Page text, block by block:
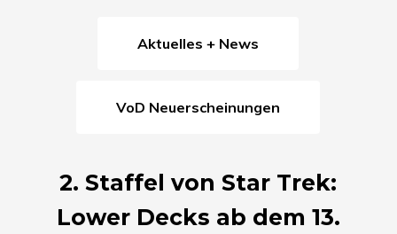
Aktuelles + News
VoD Neuerscheinungen
2. Staffel von Star Trek:
Lower Decks ab dem 13.